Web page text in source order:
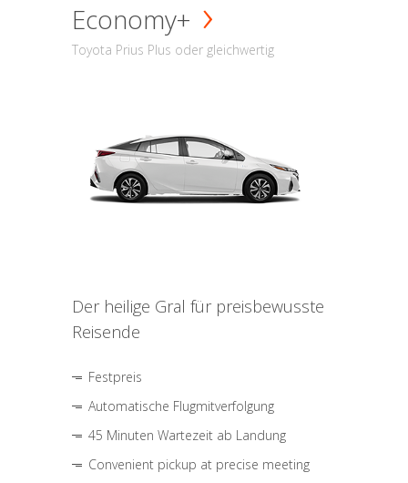
Economy+
Toyota Prius Plus oder gleichwertig
Der heilige Gral für preisbewusste
Reisende
Festpreis
Automatische Flugmitverfolgung
45 Minuten Wartezeit ab Landung
Convenient pickup at precise meeting